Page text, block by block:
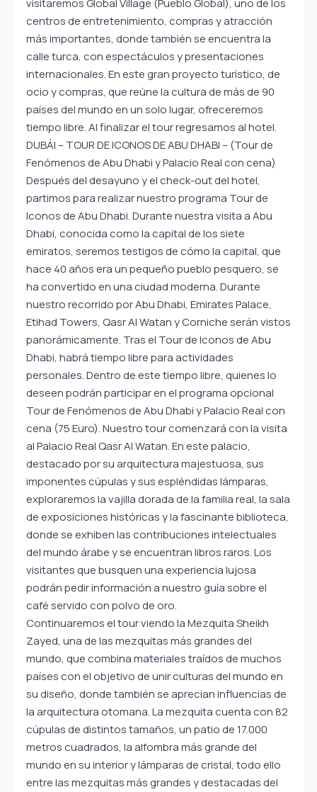
visitaremos Global Village (Pueblo Global), uno de los
centros de entretenimiento, compras y atracción
más importantes, donde también se encuentra la
calle turca, con espectáculos y presentaciones
internacionales. En este gran proyecto turístico, de
ocio y compras, que reúne la cultura de más de 90
países del mundo en un solo lugar, ofreceremos
tiempo libre. Al finalizar el tour regresamos al hotel.
DUBÁI – TOUR DE ICONOS DE ABU DHABI – (Tour de
Fenómenos de Abu Dhabi y Palacio Real con cena)
Después del desayuno y el check-out del hotel,
partimos para realizar nuestro programa Tour de
Iconos de Abu Dhabi. Durante nuestra visita a Abu
Dhabi, conocida como la capital de los siete
emiratos, seremos testigos de cómo la capital, que
hace 40 años era un pequeño pueblo pesquero, se
ha convertido en una ciudad moderna. Durante
nuestro recorrido por Abu Dhabi, Emirates Palace,
Etihad Towers, Qasr Al Watan y Corniche serán vistos
panorámicamente. Tras el Tour de Iconos de Abu
Dhabi, habrá tiempo libre para actividades
personales. Dentro de este tiempo libre, quienes lo
deseen podrán participar en el programa opcional
Tour de Fenómenos de Abu Dhabi y Palacio Real con
cena (75 Euro). Nuestro tour comenzará con la visita
al Palacio Real Qasr Al Watan. En este palacio,
destacado por su arquitectura majestuosa, sus
imponentes cúpulas y sus espléndidas lámparas,
exploraremos la vajilla dorada de la familia real, la sala
de exposiciones históricas y la fascinante biblioteca,
donde se exhiben las contribuciones intelectuales
del mundo árabe y se encuentran libros raros. Los
visitantes que busquen una experiencia lujosa
podrán pedir información a nuestro guía sobre el
café servido con polvo de oro.
Continuaremos el tour viendo la Mezquita Sheikh
Zayed, una de las mezquitas más grandes del
mundo, que combina materiales traídos de muchos
países con el objetivo de unir culturas del mundo en
su diseño, donde también se aprecian influencias de
la arquitectura otomana. La mezquita cuenta con 82
cúpulas de distintos tamaños, un patio de 17.000
metros cuadrados, la alfombra más grande del
mundo en su interior y lámparas de cristal, todo ello
entre las mezquitas más grandes y destacadas del